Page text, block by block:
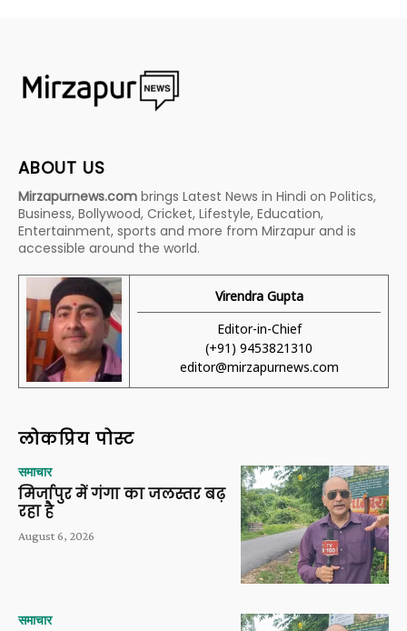
ABOUT US
Mirzapurnews.com brings Latest News in Hindi on Politics,
Business, Bollywood, Cricket, Lifestyle, Education,
Entertainment, sports and more from Mirzapur and is
accessible around the world.
Virendra Gupta
Editor-in-Chief
(+91) 9453821310
editor@mirzapurnews.com
लोकप्रिय पोस्ट
समाचार
मिर्जापुर में गंगा का जलस्तर बढ़
रहा है
August 6, 2026
समाचार